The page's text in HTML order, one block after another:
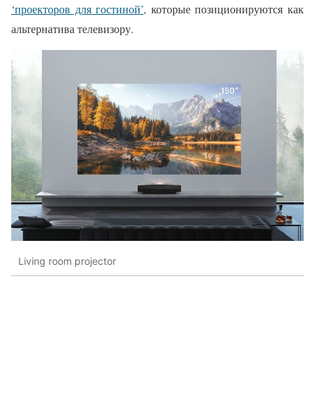
‘проекторов для гостиной’, которые позиционируются как
альтернатива телевизору.
Living room projector